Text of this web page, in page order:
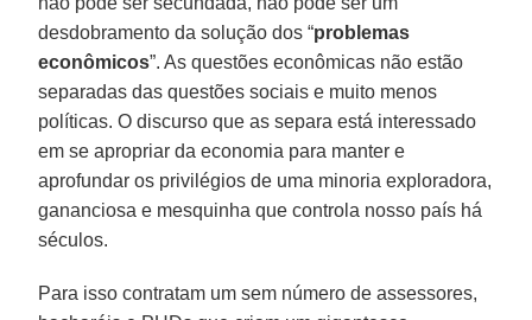
desdobramento da solução dos “problemas
econômicos”. As questões econômicas não estão
separadas das questões sociais e muito menos
políticas. O discurso que as separa está interessado
em se apropriar da economia para manter e
aprofundar os privilégios de uma minoria exploradora,
gananciosa e mesquinha que controla nosso país há
séculos.
Para isso contratam um sem número de assessores,